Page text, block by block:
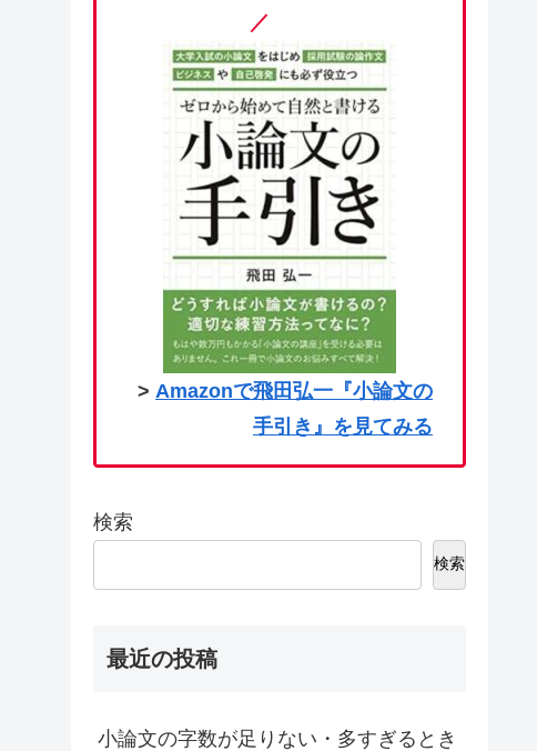
／
> Amazonで飛田弘一『小論文の
手引き』を見てみる
検索
検索
最近の投稿
小論文の字数が足りない・多すぎるとき